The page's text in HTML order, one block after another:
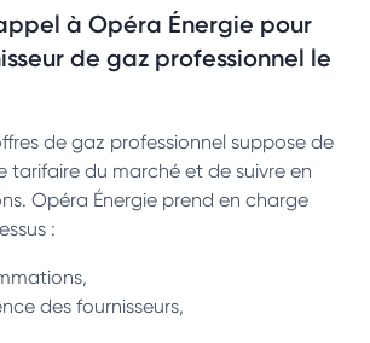
à Opéra Énergie pour
de gaz professionnel le
de gaz professionnel suppose de
tarifaire du marché et de suivre en
Opéra Énergie prend en charge
:
des fournisseurs,